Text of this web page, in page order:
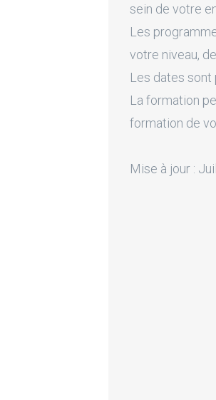
sein de votre
Les
votre niveau,
Les dates sont
La formation
formation de
Mise à jour :